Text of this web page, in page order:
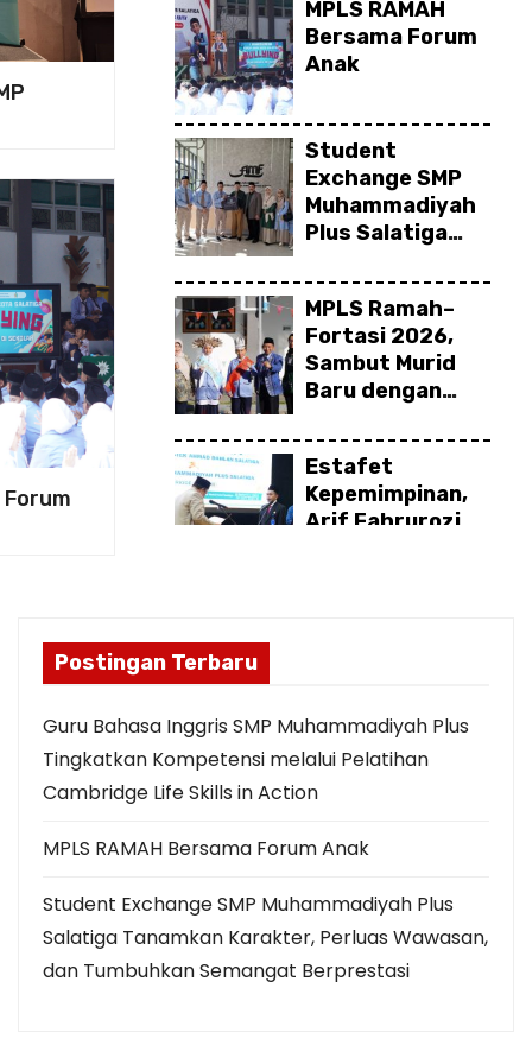
Atlet Tapak Suci” SMP
Plus di The 1st
Games 2026
Skills
Forum
Pelatihan
Cambridge Life
Skills in Action
MPLS RAMAH
Bersama Forum
Anak
Student
Exchange SMP
Muhammadiyah
Plus Salatiga
Karakter,
Perluas
Wawasan, dan
Tumbuhkan
Semangat
MPLS Ramah–
Fortasi 2026,
Sambut Murid
Baru dengan
Berkarakter
Estafet
Kepemimpinan,
Arif Fahrurozi
Inovasi Digital
SISKAMU
Raker SMP
Plus Salatiga
Lompatan Baru
Tahun Ajaran
2026/2027
Berkarya dan
Menginspirasi
Postingan Terbaru
Guru Bahasa Inggris SMP Muhammadiyah Plus
Tingkatkan Kompetensi melalui Pelatihan
Cambridge Life Skills in Action
MPLS RAMAH Bersama Forum Anak
Student Exchange SMP Muhammadiyah Plus
Salatiga Tanamkan Karakter, Perluas Wawasan,
dan Tumbuhkan Semangat Berprestasi